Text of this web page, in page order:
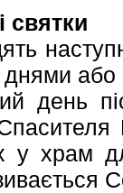
святки
днями
день
у храм